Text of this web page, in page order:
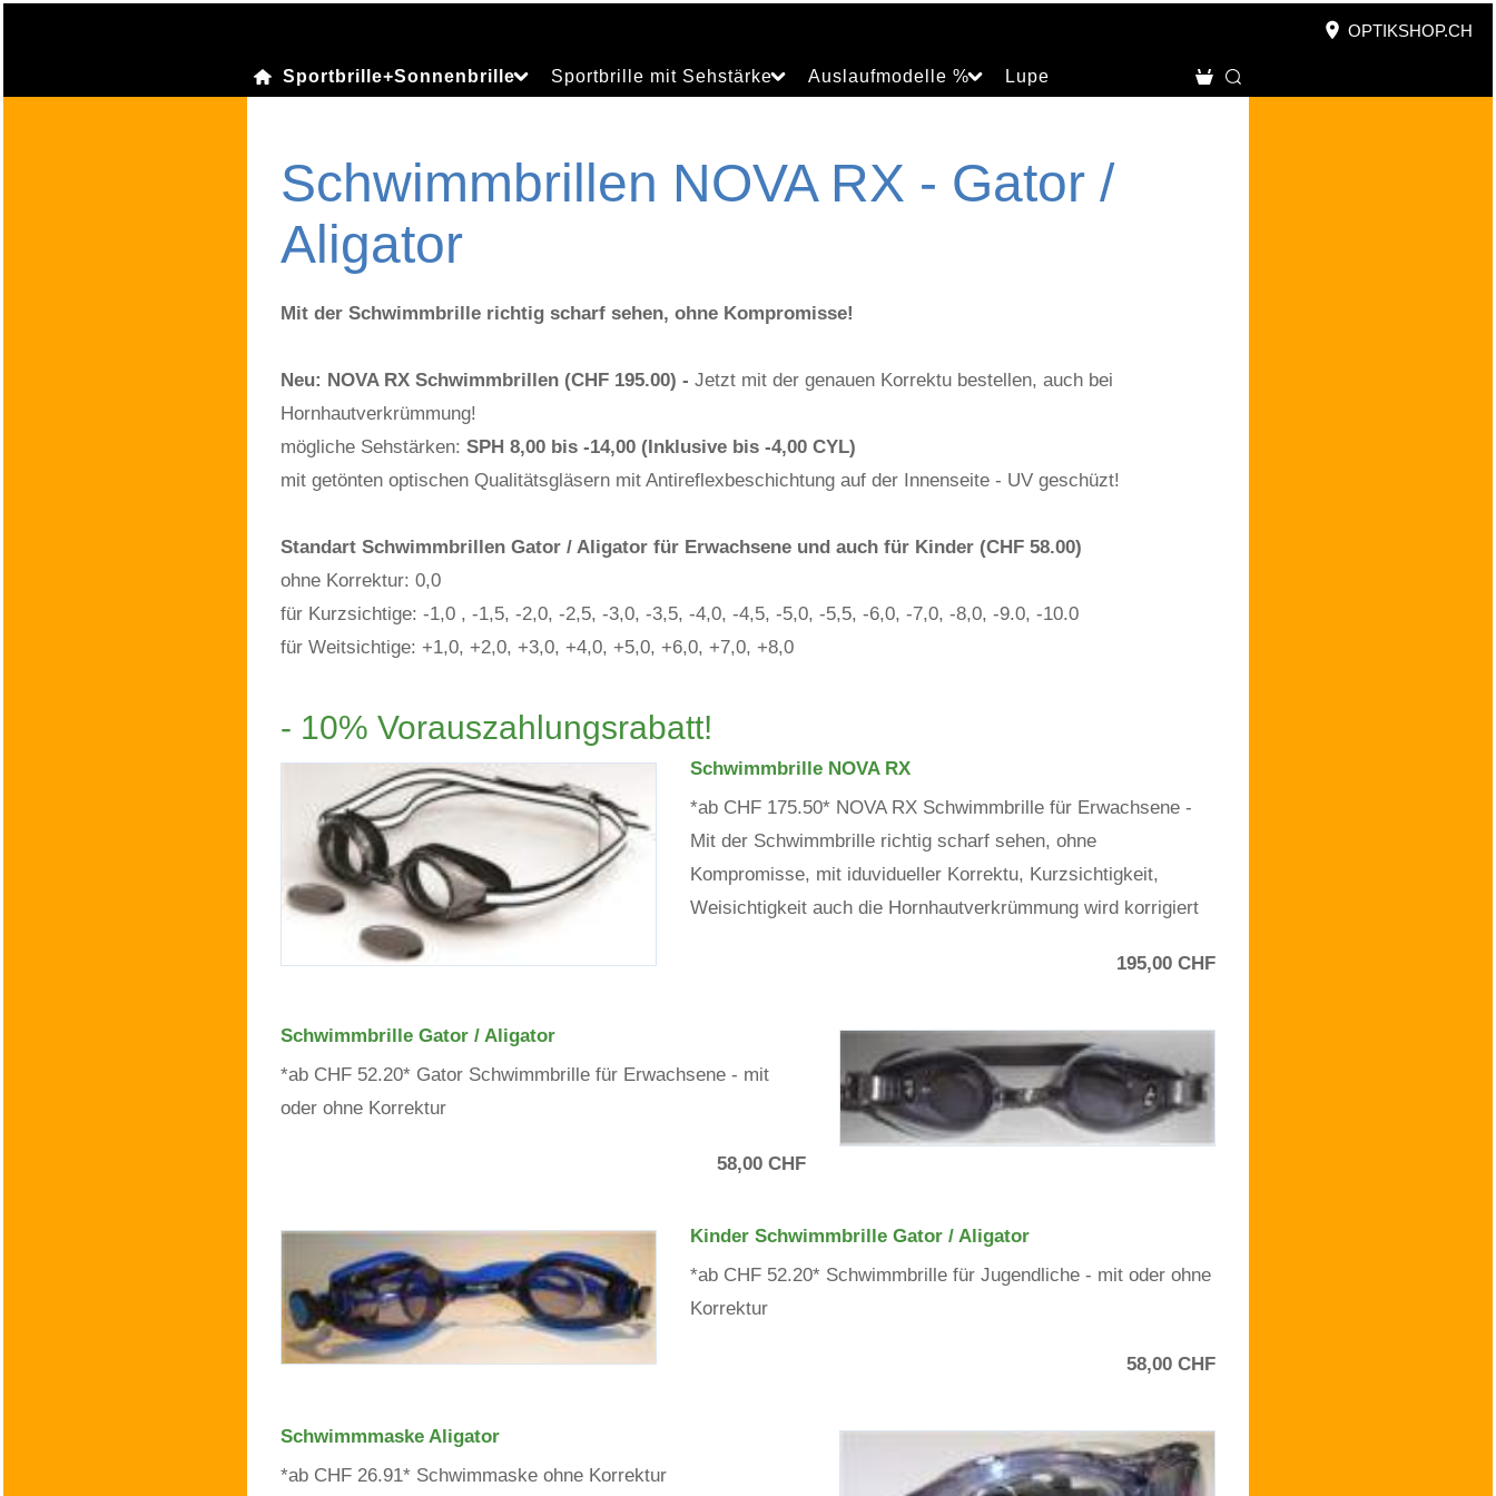
OPTIKSHOP.CH
Sportbrille+Sonnenbrille Sportbrille mit Sehstärke Auslaufmodelle % Lupe
Schwimmbrillen NOVA RX - Gator /
Aligator
Mit der Schwimmbrille richtig scharf sehen, ohne Kompromisse!
Neu: NOVA RX Schwimmbrillen (CHF 195.00) - Jetzt mit der genauen Korrektu bestellen, auch bei
Hornhautverkrümmung!
mögliche Sehstärken: SPH 8,00 bis -14,00 (Inklusive bis -4,00 CYL)
mit getönten optischen Qualitätsgläsern mit Antireflexbeschichtung auf der Innenseite - UV geschüzt!
Standart Schwimmbrillen Gator / Aligator für Erwachsene und auch für Kinder (CHF 58.00)
ohne Korrektur: 0,0
für Kurzsichtige: -1,0 , -1,5, -2,0, -2,5, -3,0, -3,5, -4,0, -4,5, -5,0, -5,5, -6,0, -7,0, -8,0, -9.0, -10.0
für Weitsichtige: +1,0, +2,0, +3,0, +4,0, +5,0, +6,0, +7,0, +8,0
- 10% Vorauszahlungsrabatt!
Schwimmbrille NOVA RX
*ab CHF 175.50* NOVA RX Schwimmbrille für Erwachsene -
Mit der Schwimmbrille richtig scharf sehen, ohne
Kompromisse, mit iduvidueller Korrektu, Kurzsichtigkeit,
Weisichtigkeit auch die Hornhautverkrümmung wird korrigiert
195,00 CHF
Schwimmbrille Gator / Aligator
*ab CHF 52.20* Gator Schwimmbrille für Erwachsene - mit
oder ohne Korrektur
58,00 CHF
Kinder Schwimmbrille Gator / Aligator
*ab CHF 52.20* Schwimmbrille für Jugendliche - mit oder ohne
Korrektur
58,00 CHF
Schwimmmaske Aligator
*ab CHF 26.91* Schwimmaske ohne Korrektur